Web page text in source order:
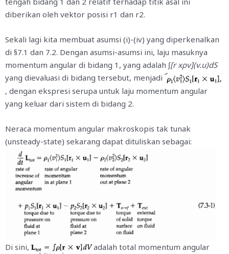
diberikan oleh vektor posisi r1 dan r2.
Sekali lagi kita membuat asumsi (i)-(iv) yang diperkenalkan
di §7.1 dan 7.2. Dengan asumsi-asumsi ini, laju masuknya
momentum angular di bidang 1, yang adalah ∫[r xρv](v.u)dS
yang dievaluasi di bidang tersebut, menjadi
, dengan ekspresi serupa untuk laju momentum angular
yang keluar dari sistem di bidang 2.
Neraca momentum angular makroskopis tak tunak
(unsteady-state) sekarang dapat dituliskan sebagai:
Di sini,
adalah total momentum angular